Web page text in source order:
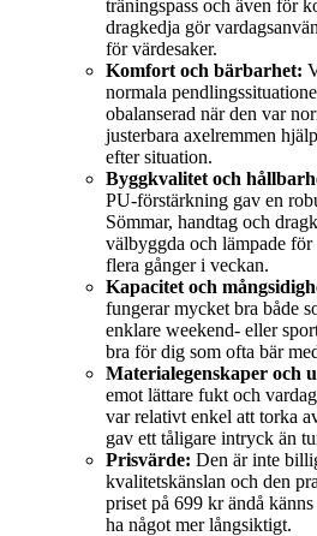
träningspass och även för
dragkedja gör
för värdesaker.
Komfort och bärbarhet:
normala
obalanserad när den var
justerbara axelremmen
efter situation.
Byggkvalitet och
PU-förstärkning gav en
Sömmar, handtag och
välbyggda och lämpade
flera gånger i veckan.
Kapacitet och
fungerar mycket bra både
enklare weekend- eller
bra för dig som ofta bär
Materialegenskaper och
emot lättare fukt och
var relativt enkel att torka
gav ett tåligare intryck än
Prisvärde: Den är inte
kvalitetskänslan och den
priset på 699 kr ändå
ha något mer långsiktigt.